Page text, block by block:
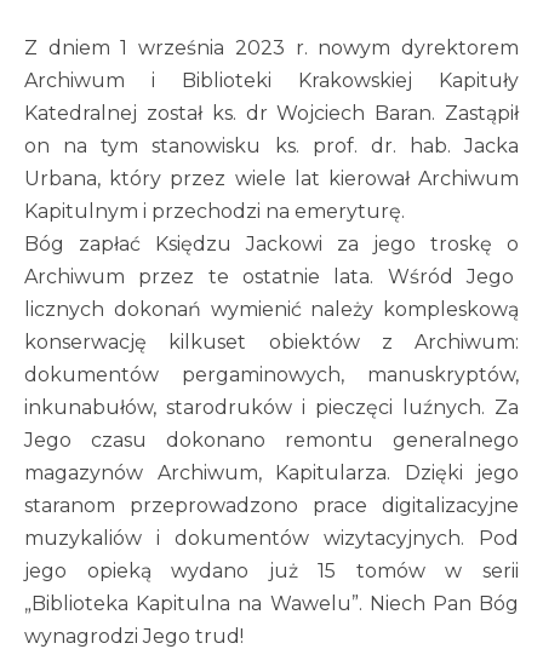
Z dniem 1 września 2023 r. nowym dyrektorem
Archiwum i Biblioteki Krakowskiej Kapituły
Katedralnej został ks. dr Wojciech Baran. Zastąpił
on na tym stanowisku ks. prof. dr. hab. Jacka
Urbana, który przez wiele lat kierował Archiwum
Kapitulnym i przechodzi na emeryturę.
Bóg zapłać Księdzu Jackowi za jego troskę o
Archiwum przez te ostatnie lata. Wśród Jego
licznych dokonań wymienić należy kompleskową
konserwację kilkuset obiektów z Archiwum:
dokumentów pergaminowych, manuskryptów,
inkunabułów, starodruków i pieczęci luźnych. Za
Jego czasu dokonano remontu generalnego
magazynów Archiwum, Kapitularza. Dzięki jego
staranom przeprowadzono prace digitalizacyjne
muzykaliów i dokumentów wizytacyjnych. Pod
jego opieką wydano już 15 tomów w serii
„Biblioteka Kapitulna na Wawelu”. Niech Pan Bóg
wynagrodzi Jego trud!